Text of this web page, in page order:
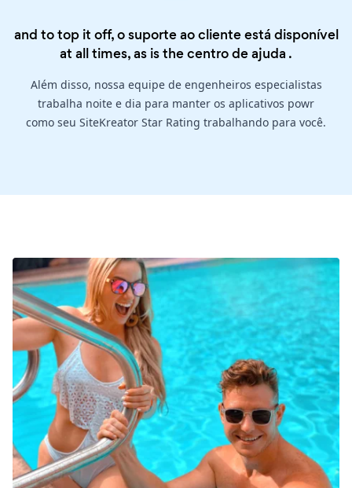
and to top it off, o suporte ao cliente está disponível
at all times, as is thecentro de ajuda .
Além disso, nossa equipe de engenheiros especialistas
trabalha noite e dia para manter os aplicativos powr
como seu SiteKreator Star Rating trabalhando para você.